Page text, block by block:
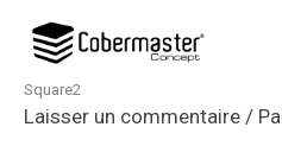
contenu
Square2
Laisser un commentaire /